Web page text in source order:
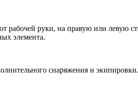
рабочей руки, на правую или левую
элемента.
снаряжения и экипировки.